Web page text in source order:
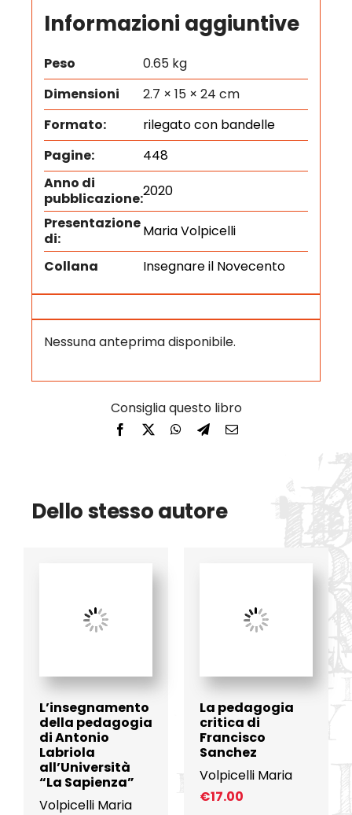
Informazioni aggiuntive
Peso
0.65 kg
Dimensioni
2.7 × 15 × 24 cm
Formato:
rilegato con bandelle
Pagine:
448
Anno di
pubblicazione:2020
Presentazione
di:
Maria Volpicelli
Collana
Insegnare il Novecento
Nessuna anteprima disponibile.
Dello stesso autore
L’insegnamento
della pedagogia
di Antonio
Labriola
all’Università
“La Sapienza”
Volpicelli Maria
La pedagogia
critica di
Francisco
Sanchez
Volpicelli Maria
€17.00